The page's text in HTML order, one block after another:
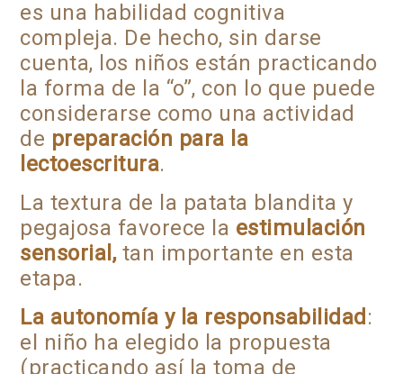
es una habilidad cognitiva
compleja. De hecho, sin darse
cuenta, los niños están practicando
la forma de la “o”, con lo que puede
considerarse como una actividad
de preparación para la
lectoescritura.
La textura de la patata blandita y
pegajosa favorece la estimulación
sensorial,tan importante en esta
etapa.
La autonomía y la responsabilidad :
el niño ha elegido la propuesta
(practicando así la toma de